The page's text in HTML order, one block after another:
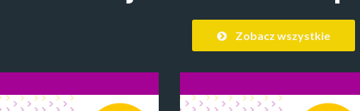
Zobacz wszystkie